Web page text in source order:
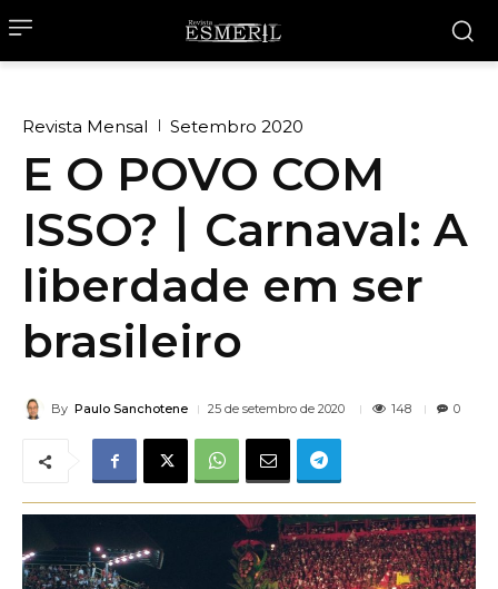
Revista Mensal Setembro 2020
E O POVO COM
ISSO?丨Carnaval: A
liberdade em ser
brasileiro
By Paulo Sanchotene 25 de setembro de 2020 148 0